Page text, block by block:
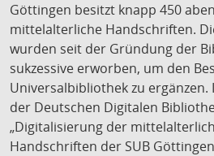
Göttingen besitzt knapp 450
mittelalterliche Handschriften.
wurden seit der Gründung der
sukzessive erworben, um den
Universalbibliothek zu ergänzen.
der Deutschen Digitalen
„Digitalisierung der
Handschriften der SUB